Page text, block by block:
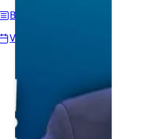
Beiträge
Veranstaltungen